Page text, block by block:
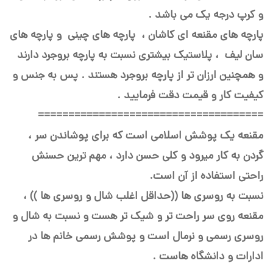
و کرپ درجه یک می باشد .
پارچه های مقنعه ای کاشان ، پارچه های چینی و پارچه های
سان لیف ، پلاستیک بیشتری نسبت به پارچه بروجرد دارند
و همچنین ارزان تر از پارچه بروجرد هستند . پس به جنس و
کیفیت کار و قیمت دقت فرمایید .
=====================================
مقنعه یک پوشش اسلامی است که برای پوشاندن سر ،
گردن به کار میرود و کلی حسن دارد ، مهم ترین حسنش
راحتی استفاده از آن است.
نسبت به روسری ها ((حداقل اغلب شال و روسری ها )) ،
مقنعه روی سر راحت تر و شیک تر هست و نسبت به شال و
روسری رسمی و نرمال است و پوشش رسمی خانم ها در
ادارات و دانشگاه هاست .